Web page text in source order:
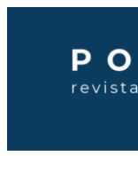
contenido